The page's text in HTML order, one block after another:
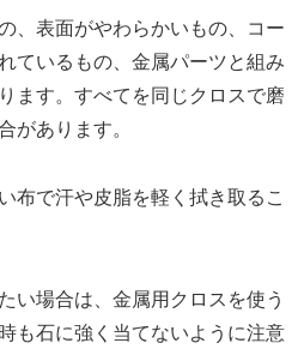
、表面がやわらかいもの、コー
ているもの、金属パーツと組み
ます。すべてを同じクロスで磨
があります。
布で汗や皮脂を軽く拭き取るこ
い場合は、金属用クロスを使う
も石に強く当てないように注意